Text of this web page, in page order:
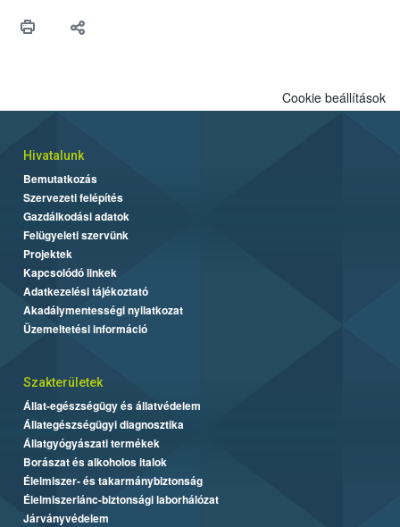
Cookie beállítások
Hivatalunk
Bemutatkozás
Szervezeti felépítés
Gazdálkodási adatok
Felügyeleti szervünk
Projektek
Kapcsolódó linkek
Adatkezelési tájékoztató
Akadálymentességi nyilatkozat
Üzemeltetési információ
Szakterületek
Állat-egészségügy és állatvédelem
Állategészségügyi diagnosztika
Állatgyógyászati termékek
Borászat és alkoholos italok
Élelmiszer- és takarmánybiztonság
Élelmiszerlánc-biztonsági laborhálózat
Járványvédelem